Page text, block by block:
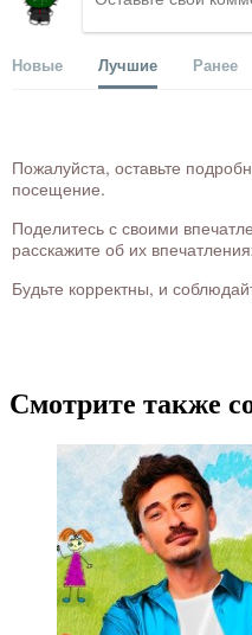
Новые Лучшие Ранее
Пожалуйста, оставьте
посещение.
Поделитесь с своими
расскажите об их
Будьте корректны, и
Смотрите также